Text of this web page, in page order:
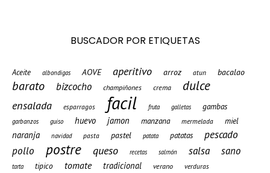
BUSCADOR POR ETIQUETAS
Aceite albondigas AOVE aperitivo arroz atun bacalao
barato bizcocho champiñones crema dulce
ensalada esparragos facil fruta galletas gambas
garbanzos guiso huevo jamon manzana mermelada miel
naranja navidad pasta pastel patata patatas pescado
pollo postre queso recetas salmón salsa sano
tarta tipico tomate tradicional verano verduras